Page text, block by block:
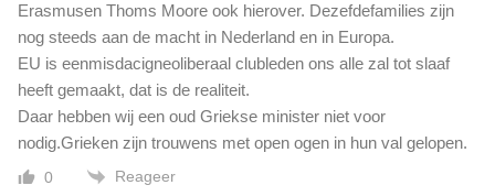
r
v
e
r
r
z
Erasmusen Thoms Moore ook hierover. Dezefdefamilies zijn
nog steeds aan de macht in Nederland en in Europa.
EU is eenmisdacigneoliberaal clubleden ons alle zal tot slaaf
heeft gemaakt, dat is de realiteit.
Daar hebben wij een oud Griekse minister niet voor
nodig.Grieken zijn trouwens met open ogen in hun val gelopen.
0 Reageer